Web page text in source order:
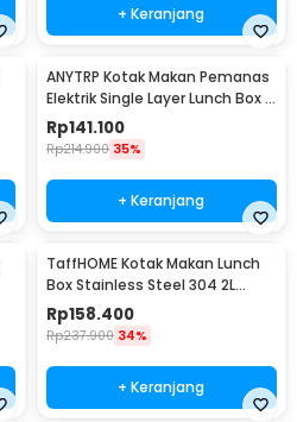
+ Keranjang
ANYTRP Kotak Makan Pemanas
Elektrik Single Layer Lunch Box 2
Bowl 1.2L - DFH-C01
Rp141.100
Rp214.900 35%
+ Keranjang
TaffHOME Kotak Makan Lunch
Box Stainless Steel 304 2L
Triple Compartment - HS233
Rp158.400
Rp237.900 34%
+ Keranjang